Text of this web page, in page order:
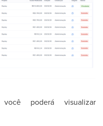
poderá visualizar